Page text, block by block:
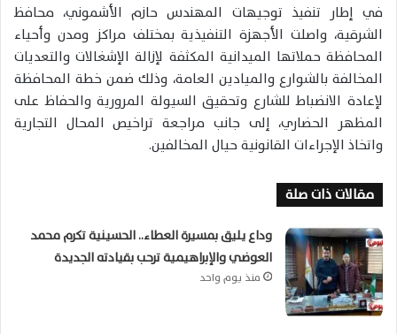
في إطار تنفيذ توجيهات المهندس حازم الأشموني، محافظ
الشرقية، واصلت الأجهزة التنفيذية بمختلف مراكز ومدن وأحياء
المحافظة حملاتها الميدانية المكثفة لإزالة الإشغالات والتعديات
المخالفة بالشوارع والميادين العامة، وذلك ضمن خطة المحافظة
لإعادة الانضباط للشارع وتحقيق السيولة المرورية والحفاظ على
المظهر الحضاري، إلى جانب مراجعة تراخيص المحال التجارية
واتخاذ الإجراءات القانونية حيال المخالفين.
مقالات ذات صلة
وداع يليق بمسيرة العطاء.. الحسينية تكرم محمد
العوضي والإبراهيمية ترحب بقيادته الجديدة
منذ يوم واحد